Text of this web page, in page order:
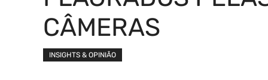
CÂMERAS
INSIGHTS & OPINIÃO